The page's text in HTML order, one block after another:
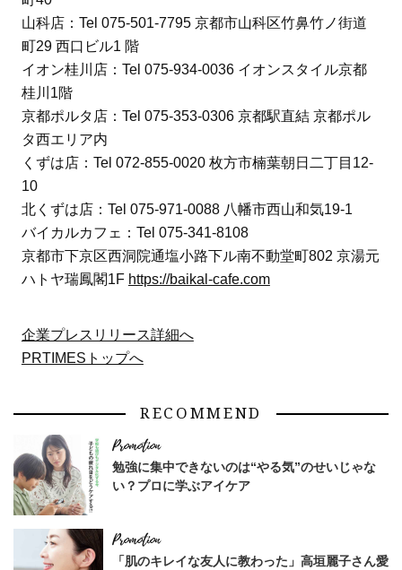
山科店：Tel 075-501-7795 京都市山科区竹鼻竹ノ街道
町29 西口ビル1 階
イオン桂川店：Tel 075-934-0036 イオンスタイル京都
桂川1階
京都ポルタ店：Tel 075-353-0306 京都駅直結 京都ポル
タ西エリア内
くずは店：Tel 072-855-0020 枚方市楠葉朝日二丁目12-
10
北くずは店：Tel 075-971-0088 八幡市西山和気19-1
バイカルカフェ：Tel 075-341-8108
京都市下京区西洞院通塩小路下ル南不動堂町802 京湯元
ハトヤ瑞鳳閣1F https://baikal-cafe.com
企業プレスリリース詳細へ
PRTIMESトップへ
RECOMMEND
勉強に集中できないのは“やる気”のせいじゃな
い？プロに学ぶアイケア
「肌のキレイな友人に教わった」高垣麗子さん愛